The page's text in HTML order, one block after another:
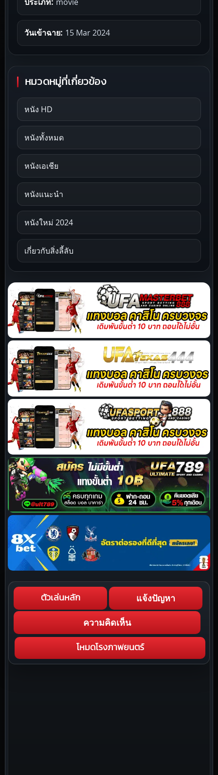
วันเข้าฉาย: 15 Mar 2024
หมวดหมู่ที่เกี่ยวข้อง
หนัง HD
หนังทั้งหมด
หนังเอเชีย
หนังแนะนำ
หนังใหม่ 2024
เกี่ยวกับสิ่งลี้ลับ
ตัวเล่นหลัก แจ้งปัญหา
ความคิดเห็น
โหมดโรงภาพยนตร์